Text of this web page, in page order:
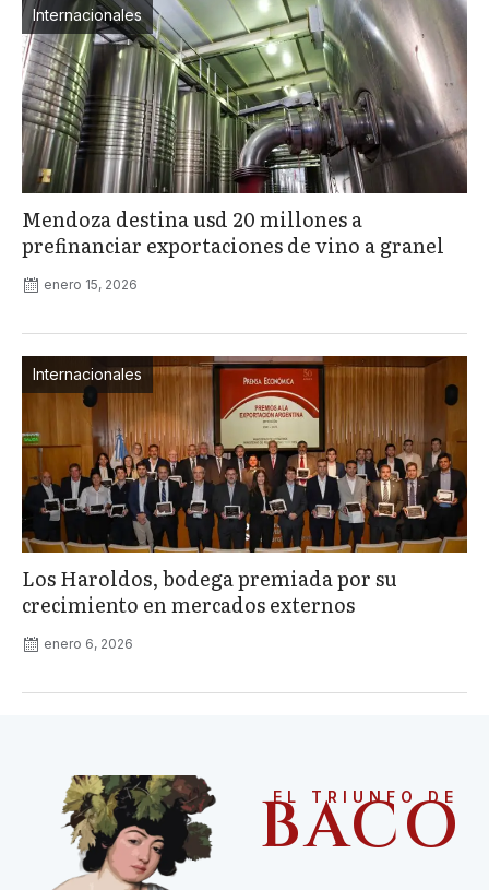
Internacionales
Mendoza destina usd 20 millones a
prefinanciar exportaciones de vino a granel
enero 15, 2026
Internacionales
Los Haroldos, bodega premiada por su
crecimiento en mercados externos
enero 6, 2026
EL TRIUNFO DE
BACO